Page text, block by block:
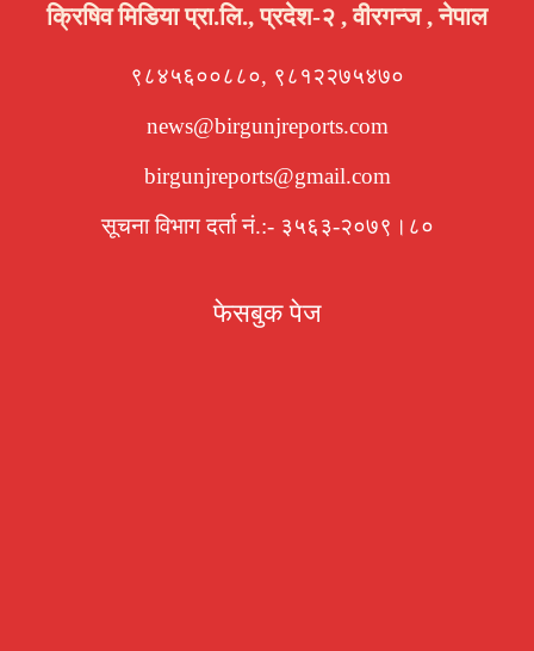
क्रिषिव मिडिया प्रा.लि., प्रदेश-२ , वीरगन्ज , नेपाल
९८४५६००८८०, ९८१२२७५४७०
news@birgunjreports.com
birgunjreports@gmail.com
सूचना विभाग दर्ता नं.:- ३५६३-२०७९।८०
फेसबुक पेज